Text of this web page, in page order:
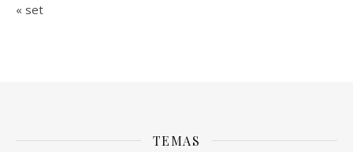
« set
TEMAS